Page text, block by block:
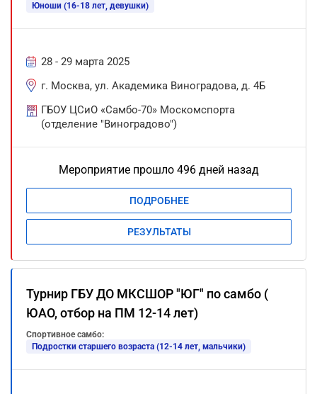
Юноши (16-18 лет, девушки)
28 - 29 марта 2025
г. Москва, ул. Академика Виноградова, д. 4Б
ГБОУ ЦСиО «Самбо-70» Москомспорта
(отделение "Виноградово")
Мероприятие прошло 496 дней назад
ПОДРОБНЕЕ
РЕЗУЛЬТАТЫ
Турнир ГБУ ДО МКСШОР "ЮГ" по самбо (
ЮАО, отбор на ПМ 12-14 лет)
Спортивное самбо:
Подростки старшего возраста (12-14 лет, мальчики)